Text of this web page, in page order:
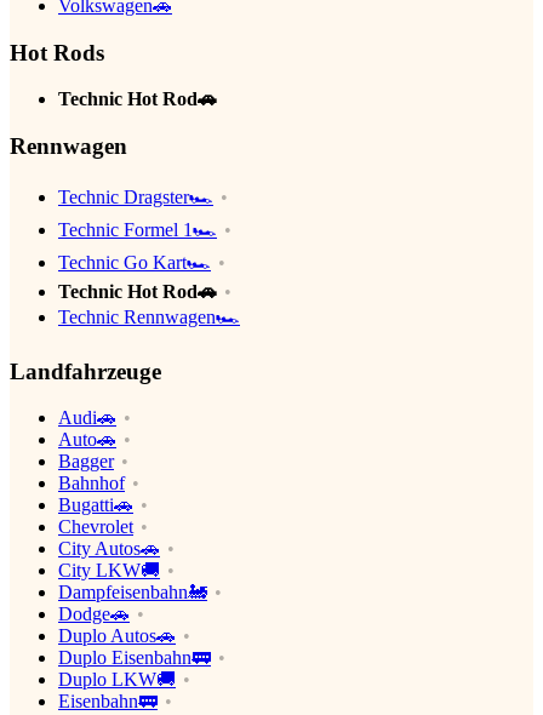
Volkswagen🚗
Hot Rods
Technic Hot Rod🚗
Rennwagen
Technic Dragster🏎
Technic Formel 1🏎
Technic Go Kart🏎
Technic Hot Rod🚗
Technic Rennwagen🏎
Landfahrzeuge
Audi🚗
Auto🚗
Bagger
Bahnhof
Bugatti🚗
Chevrolet
City Autos🚗
City LKW🚚
Dampfeisenbahn🚂
Dodge🚗
Duplo Autos🚗
Duplo Eisenbahn🚃
Duplo LKW🚚
Eisenbahn🚃